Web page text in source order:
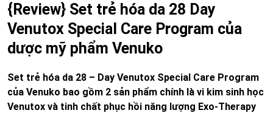
{Review} Set trẻ hóa da 28 Day
Venutox Special Care Program của
dược mỹ phẩm Venuko
Set trẻ hóa da 28 – Day Venutox Special Care Program
của Venuko bao gồm 2 sản phẩm chính là vi kim sinh học
Venutox và tinh chất phục hồi năng lượng Exo-Therapy